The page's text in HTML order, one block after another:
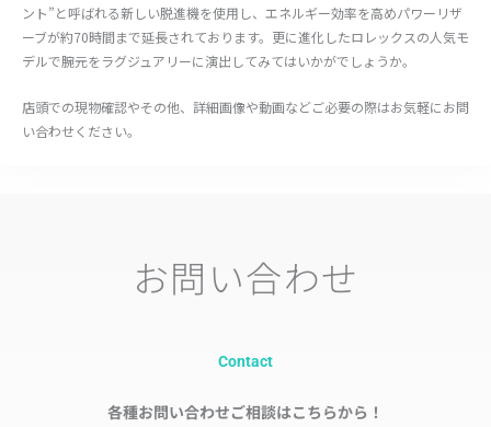
ント”と呼ばれる新しい脱進機を使用し、エネルギー効率を高めパワーリザ
ーブが約70時間まで延長されております。更に進化したロレックスの人気モ
デルで腕元をラグジュアリーに演出してみてはいかがでしょうか。
店頭での現物確認やその他、詳細画像や動画などご必要の際はお気軽にお問
い合わせください。
お問い合わせ
Contact
各種お問い合わせご相談はこちらから！